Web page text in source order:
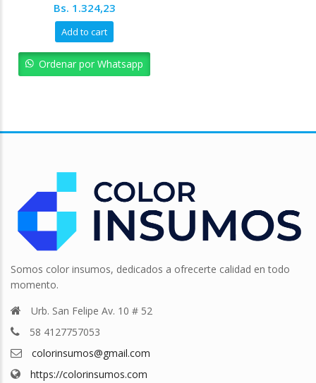
Bs. 1.324,23
Add to cart
Ordenar por Whatsapp
Somos color insumos, dedicados a ofrecerte calidad en todo
momento.
Urb. San Felipe Av. 10 # 52
58 4127757053
colorinsumos@gmail.com
https://colorinsumos.com